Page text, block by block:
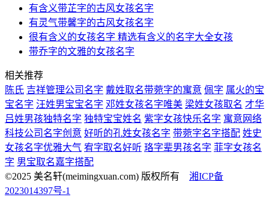
有含义带芷字的古风女孩名字
有灵气带馨字的古风女孩名字
很有含义的女孩名字 精选有含义的名字大全女孩
带乔字的文雅的女孩名字
相关推荐
陈氏 吉祥管理公司名字 戴姓取名带菀字的寓意 佩字 属火的宝
宝名字 汪姓男宝宝名字 邓姓女孩名字唯美 梁姓女孩取名 才华
吕姓男孩独特名字 独特宝宝姓名 紫字女孩快乐名字 寓意网络
科技公司名字创意 好听的孔姓女孩名字 带菀字名字搭配 姓史
女孩名字优雅大气 宥字取名好听 珞字辈男孩名字 菲字女孩名
字 男宝取名嘉字搭配
©2025 美名轩(meimingxuan.com) 版权所有 湘ICP备
2023014397号-1